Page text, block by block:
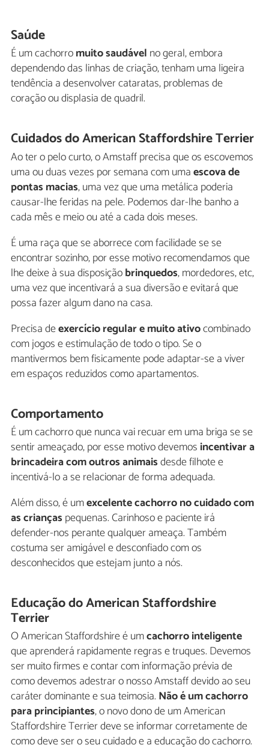
Saúde
É um cachorromuito saudável no geral, embora
dependendo das linhas de criação, tenham uma ligeira
tendência a desenvolver cataratas, problemas de
coração ou displasia de quadril.
Cuidados do American Staffordshire Terrier
Ao ter o pelo curto, o Amstaff precisa que os escovemos
uma ou duas vezes por semana com umaescova de
pontas macias, uma vez que uma metálica poderia
causar-lhe feridas na pele. Podemos dar-lhe banho a
cada mês e meio ou até a cada dois meses.
É uma raça que se aborrece com facilidade se se
encontrar sozinho, por esse motivo recomendamos que
lhe deixe à sua disposiçãobrinquedos, mordedores, etc,
uma vez que incentivará a sua diversão e evitará que
possa fazer algum dano na casa.
Precisa deexercício regular e muito ativocombinado
com jogos e estimulação de todo o tipo. Se o
mantivermos bem fisicamente pode adaptar-se a viver
em espaços reduzidos como apartamentos.
Comportamento
É um cachorro que nunca vai recuar em uma briga se se
sentir ameaçado, por esse motivo devemos incentivar a
brincadeira com outros animaisdesde filhote e
incentivá-lo a se relacionar de forma adequada.
Além disso, é umexcelente cachorro no cuidado com
as crianças pequenas. Carinhoso e paciente irá
defender-nos perante qualquer ameaça. Também
costuma ser amigável e desconfiado com os
desconhecidos que estejam junto a nós.
Educação do American Staffordshire
Terrier
O American Staffordshire é umcachorro inteligente
que aprenderá rapidamente regras e truques. Devemos
ser muito firmes e contar com informação prévia de
como devemos adestrar o nosso Amstaff devido ao seu
caráter dominante e sua teimosia. Não é um cachorro
para principiantes, o novo dono de um American
Staffordshire Terrier deve se informar corretamente de
como deve ser o seu cuidado e a educação do cachorro.